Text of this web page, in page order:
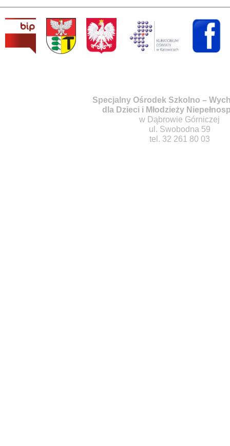
Specjalny Ośrodek Szkolno –
dla Dzieci i Młodzieży
w Dąbrowie Górniczej
ul. Swobodna 59
tel. 32 261 80 03